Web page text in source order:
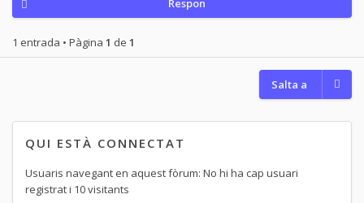
1 entrada • Pàgina 1 de 1
Salta a
QUI ESTÀ CONNECTAT
Usuaris navegant en aquest fòrum: No hi ha cap usuari
registrat i 10 visitants